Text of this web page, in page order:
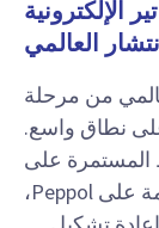
2026: الفواتير الإلكترونية
العالمي
من مرحلة
على نطاق واسع.
المستمرة على
المعاملات، وقابلية التشغيل البيني القائمة على Peppol،